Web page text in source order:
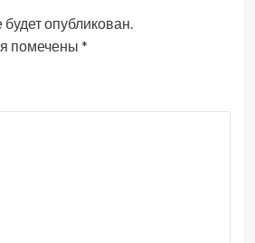
опубликован.
помечены *